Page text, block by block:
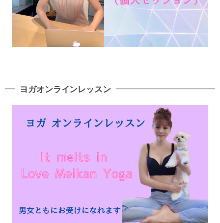
ヨガオンラインレッスン